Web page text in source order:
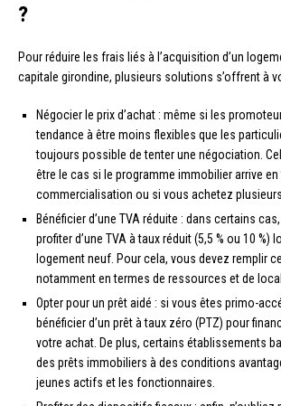
?
Pour réduire les frais liés à l’acquisition d’un
capitale girondine, plusieurs solutions s’offrent à
Négocier le prix d’achat : même si les
tendance à être moins flexibles que les
toujours possible de tenter une négociation.
être le cas si le programme immobilier arrive en
commercialisation ou si vous achetez
Bénéficier d’une TVA réduite : dans certains
profiter d’une TVA à taux réduit (5,5 % ou 10 %)
logement neuf. Pour cela, vous devez remplir
notamment en termes de ressources et de
Opter pour un prêt aidé : si vous êtes primo-
bénéficier d’un prêt à taux zéro (PTZ) pour
votre achat. De plus, certains établissements
des prêts immobiliers à des conditions
jeunes actifs et les fonctionnaires.